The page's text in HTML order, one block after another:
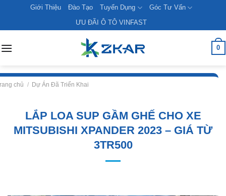
content
Giới Thiệu Đào Tạo Tuyển Dụng
Góc Tư Vấn
ƯU ĐÃI Ô TÔ VINFAST
0
chủ / Dự Án Đã Triển Khai
LẮP LOA SUP GẦM GHẾ CHO XE
MITSUBISHI XPANDER 2023 – GIÁ TỪ
3TR500